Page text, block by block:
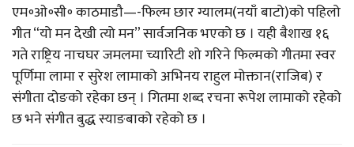
एम॰ओ॰सी॰ काठमाडौ—-फिल्म छार ग्यालम(नयाँ बाटो)को पहिलो
गीत “यो मन देखी त्यो मन” सार्वजनिक भएको छ । यही बैशाख १६
गते राष्ट्रिय नाचघर जमलमा च्यारिटी शो गरिने फिल्मको गीतमा स्वर
पूर्णिमा लामा र सुरेश लामाको अभिनय राहुल मोक्तान(राजिब) र
संगीता दोङको रहेका छन् । गितमा शब्द रचना रूपेश लामाको रहेको
छ भने संगीत बुद्ध स्याङबाको रहेको छ ।